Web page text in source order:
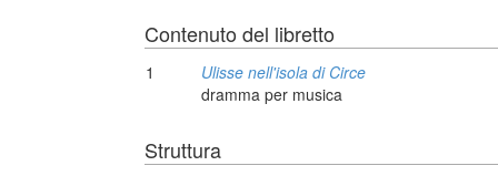
Contenuto del libretto
1
Ulisse nell'isola di Circe
dramma per musica
Struttura